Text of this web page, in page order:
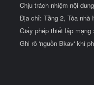
Chịu trách nhiệm nội
Địa chỉ: Tầng 2, Tòa nhà
Giấy phép thiết lập
Ghi rõ 'nguồn Bkav' khi